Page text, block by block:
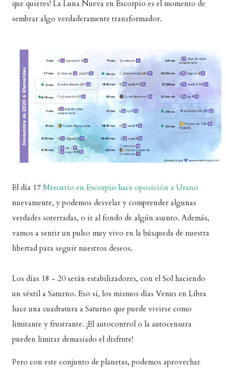
que quieres! La Luna Nueva en Escorpio es el momento de
sembrar algo verdaderamente transformador.
El día 17Mercurio en Escorpio hace oposición a Urano
nuevamente, y podemos desvelar y comprender algunas
verdades soterradas, o ir al fondo de algún asunto. Además,
vamos a sentir un pulso muy vivo en la búsqueda de nuestra
libertad para seguir nuestros deseos.
Los días 18 - 20 serán estabilizadores, con el Sol haciendo
un séxtil a Saturno. Eso sí, los mismos días Venus en Libra
hace una cuadratura a Saturno que puede vivirse como
limitante y frustrante. ¡El autocontrol o la autocensura
pueden limitar demasiado el disfrute!
Pero con este conjunto de planetas, podemos aprovechar